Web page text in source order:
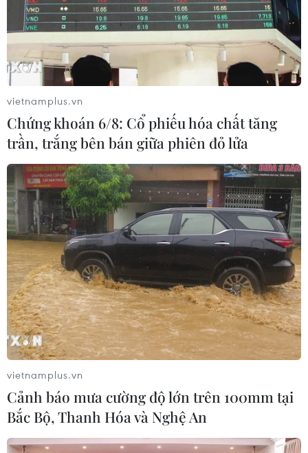
vietnamplus.vn
Chứng khoán 6/8: Cổ phiếu hóa chất tăng
trần, trắng bên bán giữa phiên đỏ lửa
vietnamplus.vn
Cảnh báo mưa cường độ lớn trên 100mm tại
Bắc Bộ, Thanh Hóa và Nghệ An